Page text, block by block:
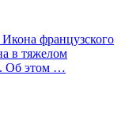
французского
в тяжелом
Об этом …